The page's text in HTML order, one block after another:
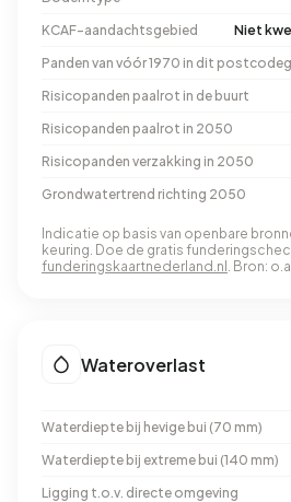
KCAF-aandachtsgebied
Niet
Panden van vóór 1970 in dit
Risicopanden paalrot in de buurt
Risicopanden paalrot in 2050
Risicopanden verzakking in 2050
Grondwatertrend richting 2050
Indicatie op basis van openbare
keuring. Doe de gratis
funderingskaartnederland.nl . Bron:
Wateroverlast
Waterdiepte bij hevige bui (70 mm)
Waterdiepte bij extreme bui (140 mm)
Ligging t.o.v. directe omgeving